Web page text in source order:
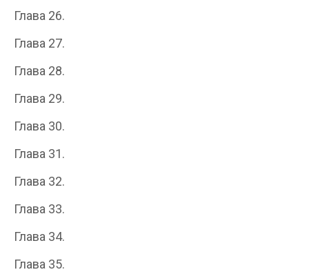
Глава 26.
Глава 27.
Глава 28.
Глава 29.
Глава 30.
Глава 31.
Глава 32.
Глава 33.
Глава 34.
Глава 35.